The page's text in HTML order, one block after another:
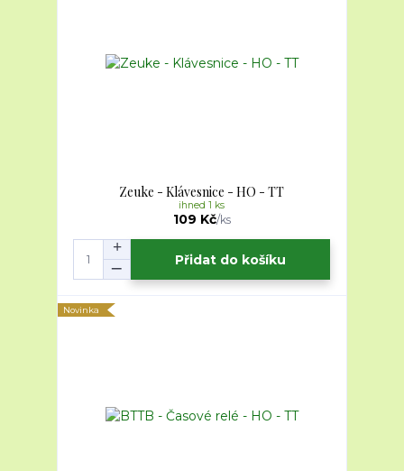
Zeuke - Klávesnice - HO - TT
109 Kč/ks
ihned 1 ks
Přidat do košíku
Novinka